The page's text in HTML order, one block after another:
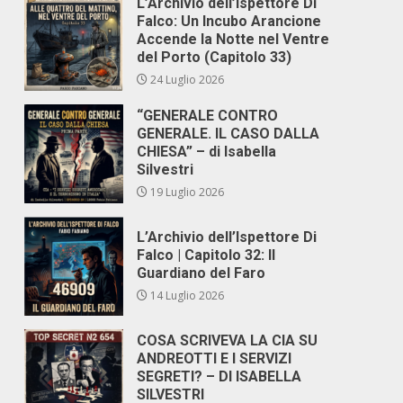
Falco: Un Incubo Arancione
Accende la Notte nel Ventre
del Porto (Capitolo 33)
24 Luglio 2026
“GENERALE CONTRO
GENERALE. IL CASO DALLA
CHIESA” – di Isabella
Silvestri
19 Luglio 2026
L’Archivio dell’Ispettore Di
Falco | Capitolo 32: Il
Guardiano del Faro
14 Luglio 2026
COSA SCRIVEVA LA CIA SU
ANDREOTTI E I SERVIZI
SEGRETI? – DI ISABELLA
SILVESTRI